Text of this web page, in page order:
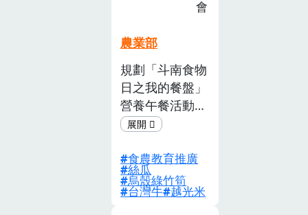
虛擬互動的 方
式感受本次計畫
中各項食農課程
之精華。
徵
動
(已
會
農業部
規劃「斗南食物
日之我的餐盤」
營養午餐活動，
讓在地所有學生
當 季食材外，
拍攝「斗南食物
日食農影片」讓
食農教育推廣
絲瓜
烏殼綠竹筍
台灣牛 越光米